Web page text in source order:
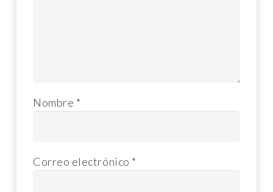
Nombre *
Correo electrónico *